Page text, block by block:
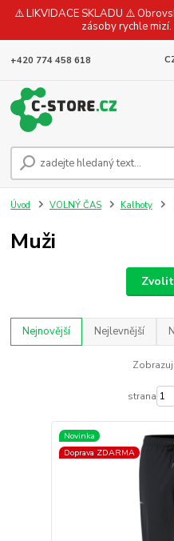
⚠️ LIKVIDACE SKLADU ⚠️
zásoby rychle
+420 774 458 618
Úvod VOLNÝ ČAS Kalhoty
Muži
Nejnovější Nejlevnější
strana
Novinka
Doprava ZDARMA